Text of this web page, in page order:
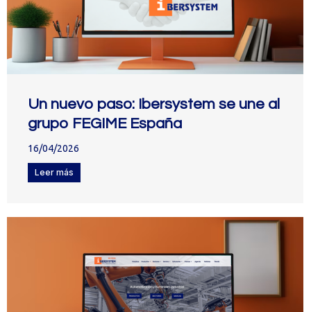
Un nuevo paso: Ibersystem se une al
grupo FEGIME España
16/04/2026
Leer más